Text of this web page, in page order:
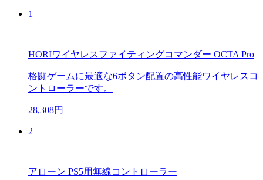
1
HORIワイヤレスファイティングコマンダー OCTA Pro
格闘ゲームに最適な6ボタン配置の高性能ワイヤレスコ
ントローラーです。
28,308円
2
アローン PS5用無線コントローラー